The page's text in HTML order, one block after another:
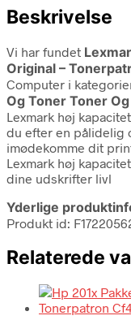
Beskrivelse
Vi har fundet
Original –
Computer i
Og Toner Toner
Lexmark høj
du efter en pålidelig
imødekomme dit
Lexmark høj
dine udskrifter livl
Yderlige
Produkt id:
Relaterede